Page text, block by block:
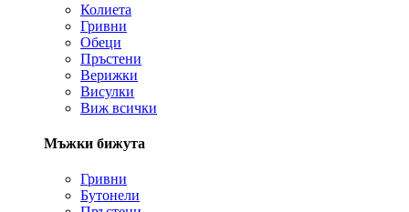
Колиета
Гривни
Обеци
Пръстени
Верижки
Висулки
Виж всички
Мъжки бижута
Гривни
Бутонели